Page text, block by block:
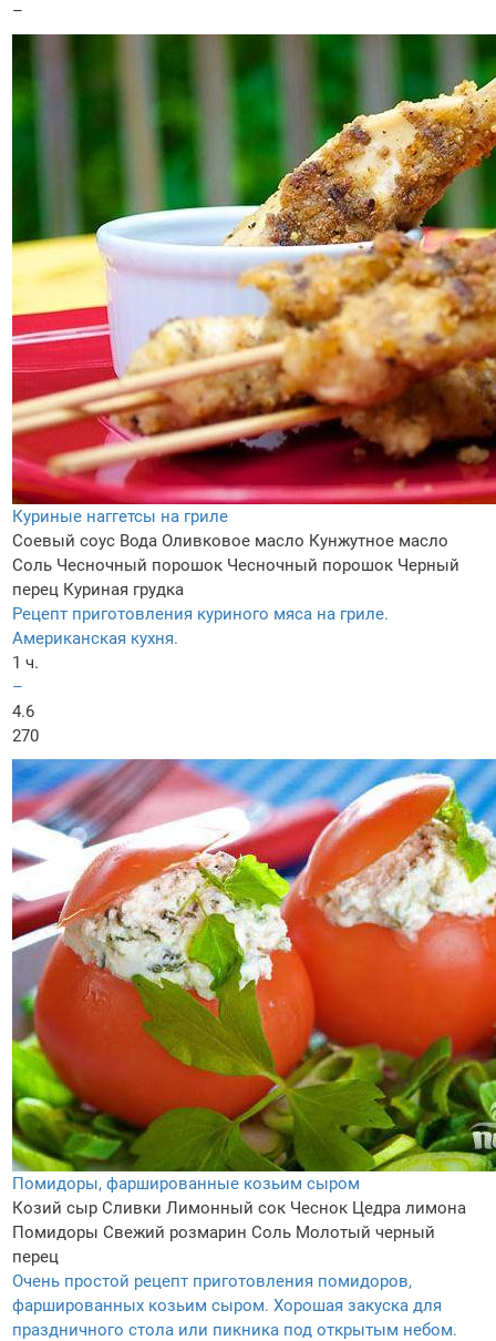
–
Куриные наггетсы на гриле
Соевый соус Вода Оливковое масло Кунжутное масло
Соль Чесночный порошок Чесночный порошок Черный
перец Куриная грудка
Рецепт приготовления куриного мяса на гриле.
Американская кухня.
1 ч.
–
4.6
270
Помидоры, фаршированные козьим сыром
Козий сыр Сливки Лимонный сок Чеснок Цедра лимона
Помидоры Свежий розмарин Соль Молотый черный
перец
Очень простой рецепт приготовления помидоров,
фаршированных козьим сыром. Хорошая закуска для
праздничного стола или пикника под открытым небом.